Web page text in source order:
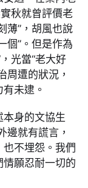
秋就曾評價老
薄”，胡風也說
個”。但是作為
光當“老大好
周遭的狀況，
未逮。
身的文協生
邊就有謊言，
不埋怨。我們
願忍耐一切的